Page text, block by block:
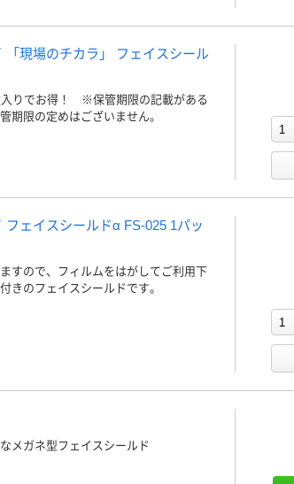
「現場のチカラ」 フェイスシール
入りでお得！ ※保管期限の記載がある
期限の定めはございません。
フェイスシールドα FS-025 1パッ
すので、フィルムをはがしてご利用下
きのフェイスシールドです。
メガネ型フェイスシールド